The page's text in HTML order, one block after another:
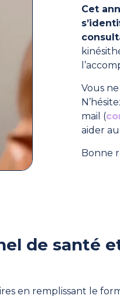
Cet
Vous
mail (
aider
Bonne
de santé
en remplissant le